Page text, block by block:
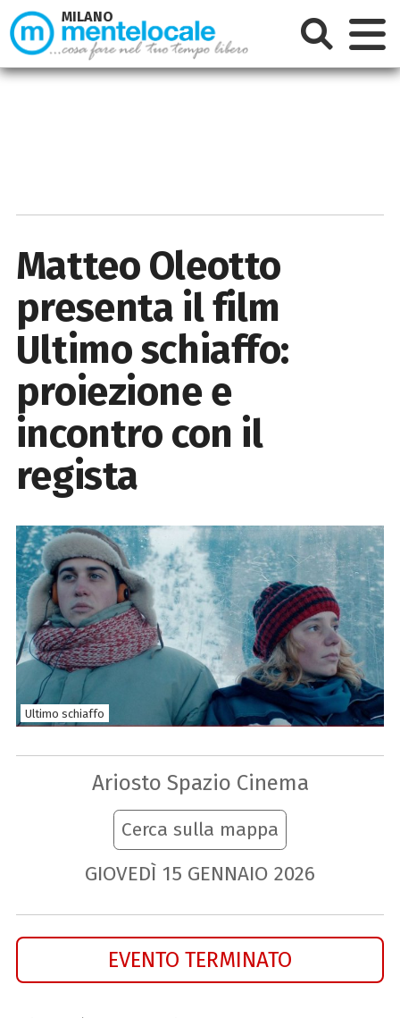
Matteo Oleotto
presenta il film
Ultimo schiaffo:
proiezione e
incontro con il
regista
Ultimo schiaffo
Ariosto Spazio Cinema
Cerca sulla mappa
GIOVEDÌ 15 GENNAIO 2026
EVENTO TERMINATO
MILANO